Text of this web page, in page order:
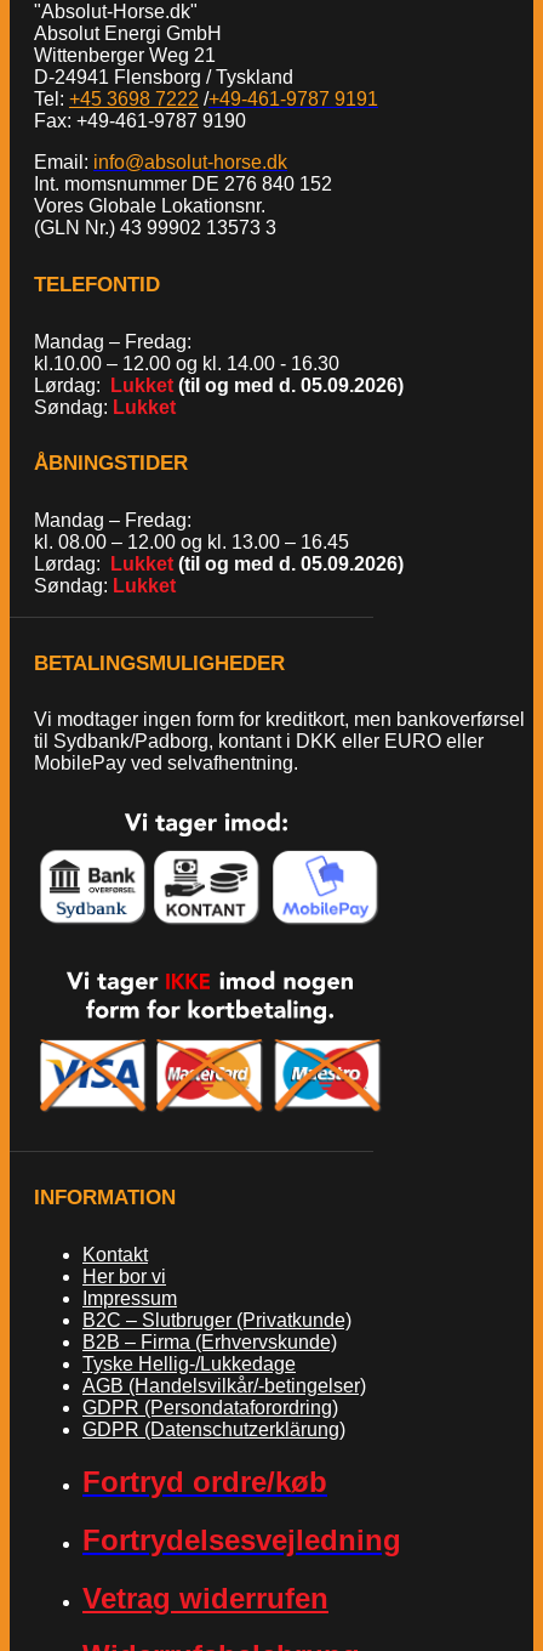
"Absolut-Horse.dk"
Absolut Energi GmbH
Wittenberger Weg 21
D-24941 Flensborg / Tyskland
Tel: +45 3698 7222 /+49-461-9787 9191
Fax: +49-461-9787 9190
Email: info@absolut-horse.dk
Int. momsnummer DE 276 840 152
Vores Globale Lokationsnr.
(GLN Nr.) 43 99902 13573 3
TELEFONTID
Mandag – Fredag:
kl.10.00 – 12.00 og kl. 14.00 - 16.30
Lørdag:
Lukket (til og med d. 05.09.2026)
Søndag: Lukket
ÅBNINGSTIDER
Mandag – Fredag:
kl. 08.00 – 12.00 og kl. 13.00 – 16.45
Lørdag:
Lukket (til og med d. 05.09.2026)
Søndag: Lukket
BETALINGSMULIGHEDER
Vi modtager ingen form for kreditkort, men bankoverførsel
til Sydbank/Padborg, kontant i DKK eller EURO eller
MobilePay ved selvafhentning.
INFORMATION
Kontakt
Her bor vi
Impressum
B2C – Slutbruger (Privatkunde)
B2B – Firma (Erhvervskunde)
Tyske Hellig-/Lukkedage
AGB (Handelsvilkår/-betingelser)
GDPR (Persondataforordring)
GDPR (Datenschutzerklärung)
Fortryd ordre/køb
Fortrydelsesvejledning
Vetrag widerrufen